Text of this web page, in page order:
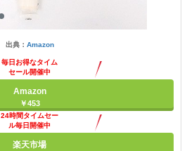
出典： Amazon
毎日お得なタイム
セール開催中
Amazon
￥453
24時間タイムセー
ル毎日開催中
楽天市場